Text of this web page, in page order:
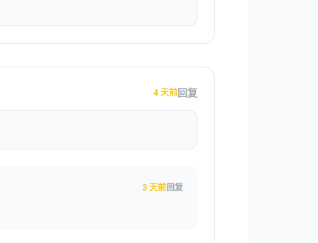
4 天前 回复
3 天前回复